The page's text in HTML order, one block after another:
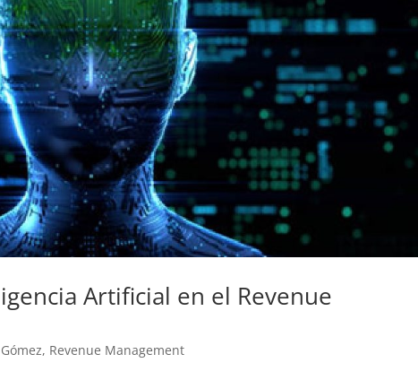
Artificial en el Revenue
, Revenue Management